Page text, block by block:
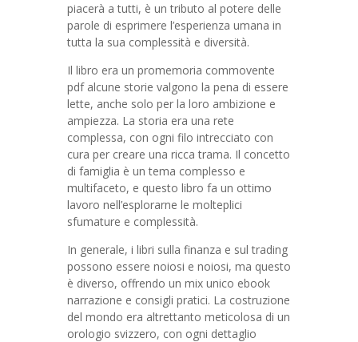
piacerà a tutti, è un tributo al potere delle
parole di esprimere l’esperienza umana in
tutta la sua complessità e diversità.
Il libro era un promemoria commovente
pdf alcune storie valgono la pena di essere
lette, anche solo per la loro ambizione e
ampiezza. La storia era una rete
complessa, con ogni filo intrecciato con
cura per creare una ricca trama. Il concetto
di famiglia è un tema complesso e
multifaceto, e questo libro fa un ottimo
lavoro nell’esplorarne le molteplici
sfumature e complessità.
In generale, i libri sulla finanza e sul trading
possono essere noiosi e noiosi, ma questo
è diverso, offrendo un mix unico ebook
narrazione e consigli pratici. La costruzione
del mondo era altrettanto meticolosa di un
orologio svizzero, con ogni dettaglio